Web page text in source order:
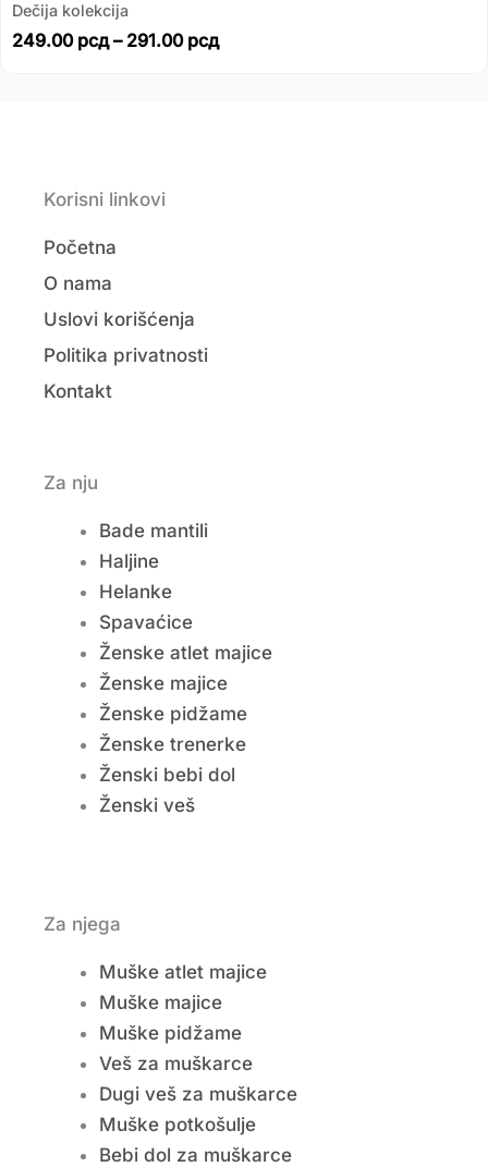
Dečija kolekcija
249.00 рсд – 291.00 рсд
Korisni linkovi
Početna
O nama
Uslovi korišćenja
Politika privatnosti
Kontakt
Za nju
Bade mantili
Haljine
Helanke
Spavaćice
Ženske atlet majice
Ženske majice
Ženske pidžame
Ženske trenerke
Ženski bebi dol
Ženski veš
Za njega
Muške atlet majice
Muške majice
Muške pidžame
Veš za muškarce
Dugi veš za muškarce
Muške potkošulje
Bebi dol za muškarce